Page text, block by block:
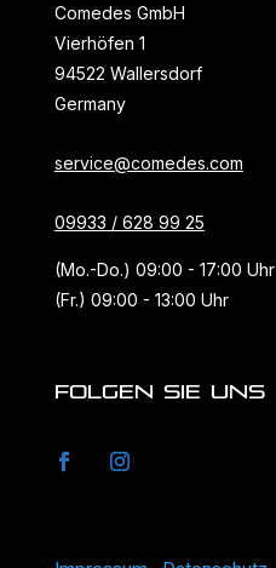
Comedes GmbH
Vierhöfen 1
94522 Wallersdorf
Germany
service@comedes.com
09933 / 628 99 25
(Mo.-Do.) 09:00 - 17:00 Uhr
(Fr.) 09:00 - 13:00 Uhr
FOLGEN SIE UNS